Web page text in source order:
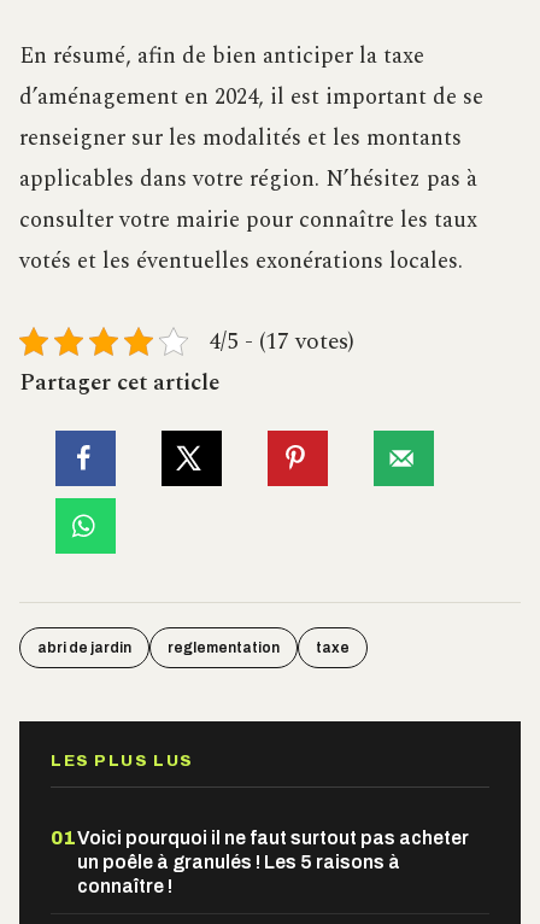
En résumé, afin de bien anticiper la taxe
d’aménagement en 2024, il est important de se
renseigner sur les modalités et les montants
applicables dans votre région. N’hésitez pas à
consulter votre mairie pour connaître les taux
votés et les éventuelles exonérations locales.
4/5 - (17 votes)
Partager cet article
abri de jardin reglementation taxe
LES PLUS LUS
01Voici pourquoi il ne faut surtout pas acheter
un poêle à granulés ! Les 5 raisons à
connaître !